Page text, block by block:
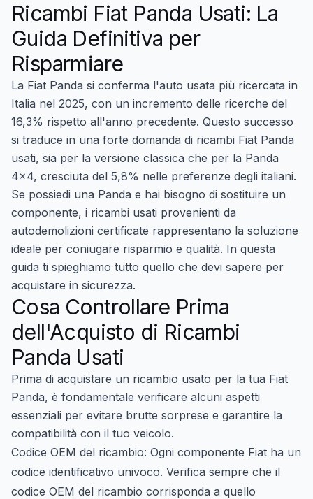
Ricambi Fiat Panda Usati: La
Guida Definitiva per
Risparmiare
La Fiat Panda si conferma l'auto usata più ricercata in
Italia nel 2025, con un incremento delle ricerche del
16,3% rispetto all'anno precedente. Questo successo
si traduce in una forte domanda di ricambi Fiat Panda
usati, sia per la versione classica che per la Panda
4x4, cresciuta del 5,8% nelle preferenze degli italiani.
Se possiedi una Panda e hai bisogno di sostituire un
componente, i ricambi usati provenienti da
autodemolizioni certificate rappresentano la soluzione
ideale per coniugare risparmio e qualità. In questa
guida ti spieghiamo tutto quello che devi sapere per
acquistare in sicurezza.
Cosa Controllare Prima
dell'Acquisto di Ricambi
Panda Usati
Prima di acquistare un ricambio usato per la tua Fiat
Panda, è fondamentale verificare alcuni aspetti
essenziali per evitare brutte sorprese e garantire la
compatibilità con il tuo veicolo.
Codice OEM del ricambio: Ogni componente Fiat ha un
codice identificativo univoco. Verifica sempre che il
codice OEM del ricambio corrisponda a quello